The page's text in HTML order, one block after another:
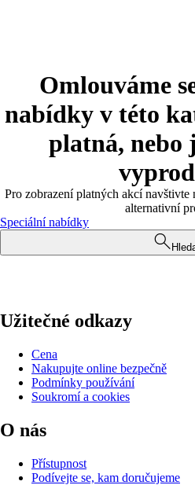
Omlouváme
nabídky v této
platná, nebo
Pro zobrazení platných akcí
alternativní
Speciální nabídky
Užitečné odkazy
Cena
Nakupujte online bezpečně
Podmínky používání
Soukromí a cookies
O nás
Přístupnost
Podívejte se, kam doručujeme